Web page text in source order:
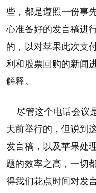
些，都是遵照一份事
心准备好的发言稿进
的，以对苹果此次支
利和股票回购的新闻
解释。
尽管这个电话会议
天前举行的，但说到
发言稿，以及苹果处
题的效率之高，一切
得我们花点时间对发